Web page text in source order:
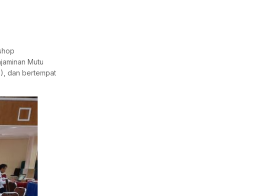
Mutu
dan bertempat